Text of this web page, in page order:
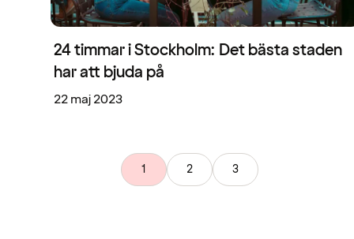
24 timmar i Stockholm: Det bästa staden
har att bjuda på
22 maj 2023
1 2 3